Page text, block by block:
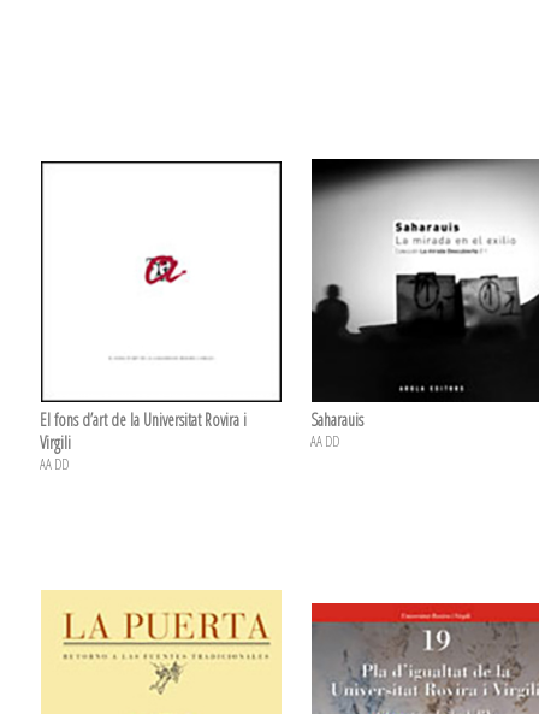
El fons d’art de la Universitat Rovira i
Virgili
AA DD
Saharauis
AA DD